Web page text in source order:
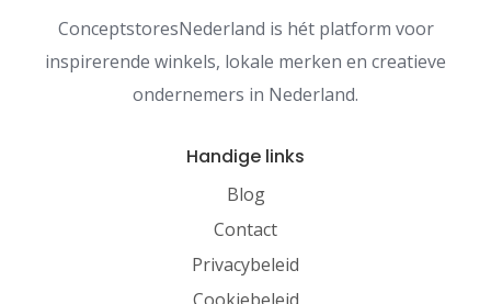
ConceptstoresNederland is hét platform voor
inspirerende winkels, lokale merken en creatieve
ondernemers in Nederland.
Handige links
Blog
Contact
Privacybeleid